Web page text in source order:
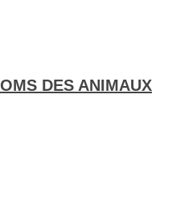
DES ANIMAUX